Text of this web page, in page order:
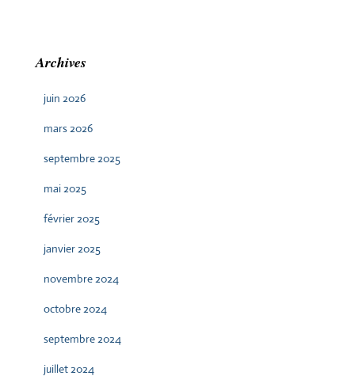
Archives
juin 2026
mars 2026
septembre 2025
mai 2025
février 2025
janvier 2025
novembre 2024
octobre 2024
septembre 2024
juillet 2024